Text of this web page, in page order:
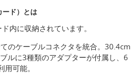
ード）とは
内に収納されています。
のケーブルコネクタを統合。30.4cm
ルに3種類のアダプターが付属し、6
可能。